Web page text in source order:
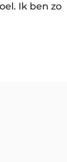
Ik ben zo